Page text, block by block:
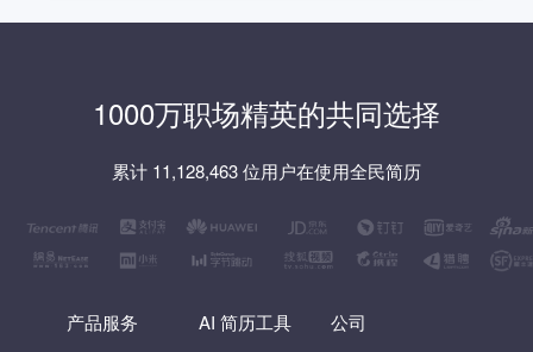
1000万职场精英的共同选择
累计 11,128,463 位用户在使用全民简历
产品服务 AI 简历工具 公司